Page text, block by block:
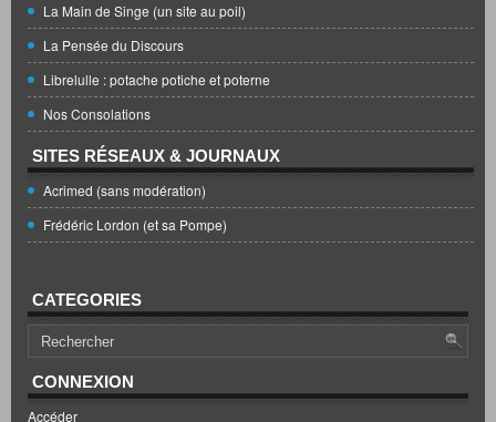
La Main de Singe (un site au poil)
La Pensée du Discours
Librelulle : potache potiche et poterne
Nos Consolations
SITES RÉSEAUX & JOURNAUX
Acrimed (sans modération)
Frédéric Lordon (et sa Pompe)
CATEGORIES
CONNEXION
Accéder